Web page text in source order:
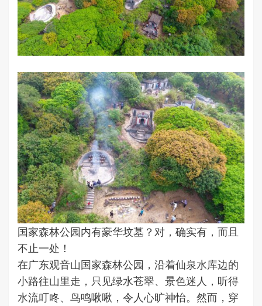
国家森林公园内有豪华坟墓？对，确实有，而且
不止一处！
在广东观音山国家森林公园，沿着仙泉水库边的
小路往山里走，只见绿水苍翠、景色迷人，听得
水流叮咚、鸟鸣啾啾，令人心旷神怡。然而，穿